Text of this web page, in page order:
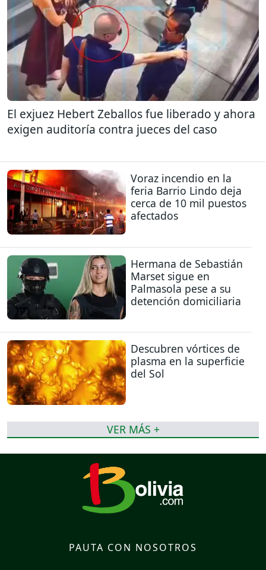
El exjuez Hebert Zeballos fue liberado y ahora
exigen auditoría contra jueces del caso
Voraz incendio en la
feria Barrio Lindo deja
cerca de 10 mil puestos
afectados
Hermana de Sebastián
Marset sigue en
Palmasola pese a su
detención domiciliaria
Descubren vórtices de
plasma en la superficie
del Sol
VER MÁS +
PAUTA CON NOSOTROS